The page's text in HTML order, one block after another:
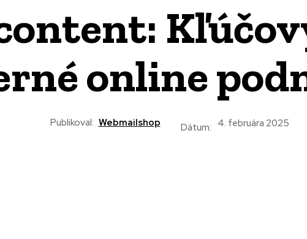
online
Publikoval: Webmailshop Dátum: 4. februára 2025